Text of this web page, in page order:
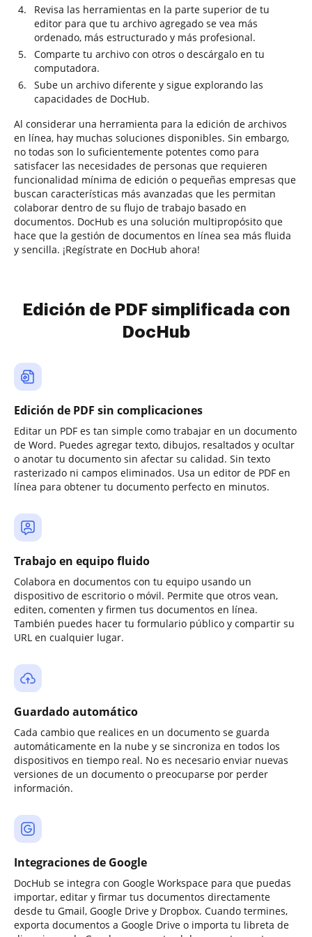
Revisa las herramientas en la parte superior de tu
editor para que tu archivo agregado se vea más
ordenado, más estructurado y más profesional.
Comparte tu archivo con otros o descárgalo en tu
computadora.
Sube un archivo diferente y sigue explorando las
capacidades de DocHub.
Al considerar una herramienta para la edición de archivos
en línea, hay muchas soluciones disponibles. Sin embargo,
no todas son lo suficientemente potentes como para
satisfacer las necesidades de personas que requieren
funcionalidad mínima de edición o pequeñas empresas que
buscan características más avanzadas que les permitan
colaborar dentro de su flujo de trabajo basado en
documentos. DocHub es una solución multipropósito que
hace que la gestión de documentos en línea sea más fluida
y sencilla. ¡Regístrate en DocHub ahora!
Edición de PDF simplificada con
DocHub
Edición de PDF sin complicaciones
Editar un PDF es tan simple como trabajar en un documento
de Word. Puedes agregar texto, dibujos, resaltados y ocultar
o anotar tu documento sin afectar su calidad. Sin texto
rasterizado ni campos eliminados. Usa un editor de PDF en
línea para obtener tu documento perfecto en minutos.
Trabajo en equipo fluido
Colabora en documentos con tu equipo usando un
dispositivo de escritorio o móvil. Permite que otros vean,
editen, comenten y firmen tus documentos en línea.
También puedes hacer tu formulario público y compartir su
URL en cualquier lugar.
Guardado automático
Cada cambio que realices en un documento se guarda
automáticamente en la nube y se sincroniza en todos los
dispositivos en tiempo real. No es necesario enviar nuevas
versiones de un documento o preocuparse por perder
información.
Integraciones de Google
DocHub se integra con Google Workspace para que puedas
importar, editar y firmar tus documentos directamente
desde tu Gmail, Google Drive y Dropbox. Cuando termines,
exporta documentos a Google Drive o importa tu libreta de